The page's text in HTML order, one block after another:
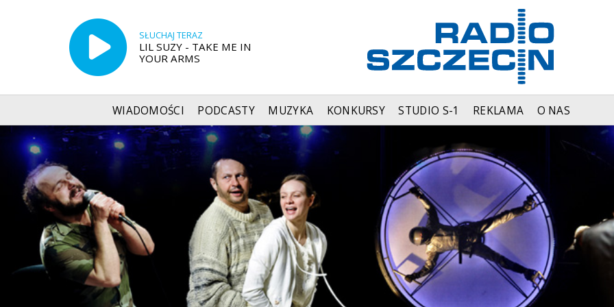
SŁUCHAJ TERAZ
LIL SUZY - TAKE ME IN
YOUR ARMS
WIADOMOŚCI PODCASTY MUZYKA KONKURSY STUDIO S-1 REKLAMA O NAS